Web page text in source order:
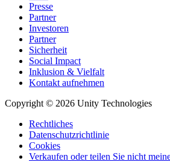
Presse
Partner
Investoren
Partner
Sicherheit
Social Impact
Inklusion & Vielfalt
Kontakt aufnehmen
Copyright © 2026 Unity Technologies
Rechtliches
Datenschutzrichtlinie
Cookies
Verkaufen oder teilen Sie nicht